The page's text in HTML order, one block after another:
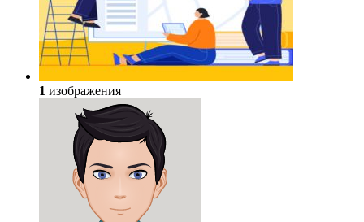
1 изображения